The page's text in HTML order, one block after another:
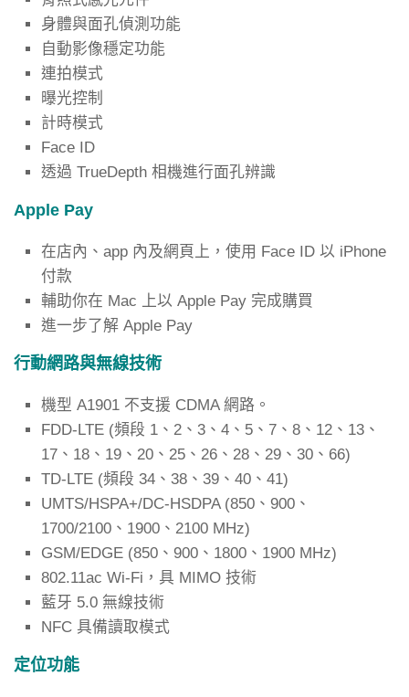
身體與面孔偵測功能
自動影像穩定功能
連拍模式
曝光控制
計時模式
Face ID
透過 TrueDepth 相機進行面孔辨識
Apple Pay
在店內、app 內及網頁上，使用 Face ID 以 iPhone
付款
輔助你在 Mac 上以 Apple Pay 完成購買
進一步了解 Apple Pay
行動網路與無線技術
機型 A1901 不支援 CDMA 網路。
FDD-LTE (頻段 1、2、3、4、5、7、8、12、13、
17、18、19、20、25、26、28、29、30、66)
TD-LTE (頻段 34、38、39、40、41)
UMTS/HSPA+/DC-HSDPA (850、900、
1700/2100、1900、2100 MHz)
GSM/​EDGE (850、900、1800、1900 MHz)
802.11ac Wi-Fi，具 MIMO 技術
藍牙 5.0 無線技術
NFC 具備讀取模式
定位功能